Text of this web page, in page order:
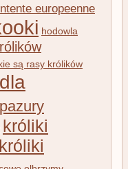
europeenne
hodowla
są rasy królików
króliki
króliki